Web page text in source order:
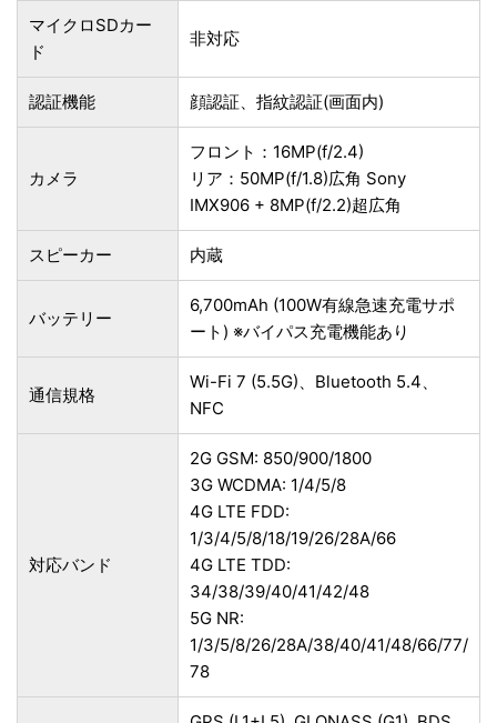
マイクロSDカー
ド
非対応
認証機能 顔認証、指紋認証(画面内)
カメラ
フロント：16MP(f/2.4)
リア：50MP(f/1.8)広角 Sony
IMX906 + 8MP(f/2.2)超広角
スピーカー 内蔵
バッテリー
6,700mAh (100W有線急速充電サポ
ート) ※バイパス充電機能あり
通信規格
Wi-Fi 7 (5.5G)、Bluetooth 5.4、
NFC
対応バンド
2G GSM: 850/900/1800
3G WCDMA: 1/4/5/8
4G LTE FDD:
1/3/4/5/8/18/19/26/28A/66
4G LTE TDD:
34/38/39/40/41/42/48
5G NR:
1/3/5/8/26/28A/38/40/41/48/66/77/
78